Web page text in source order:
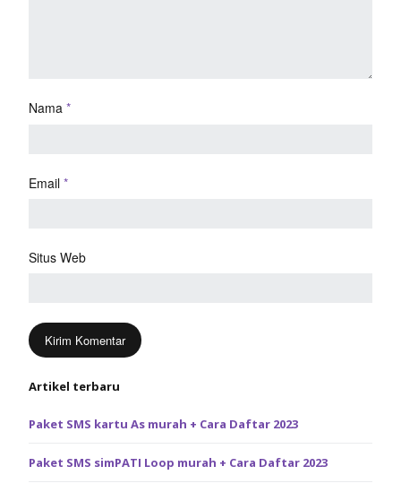
Nama *
Email *
Situs Web
Artikel terbaru
Paket SMS kartu As murah + Cara Daftar 2023
Paket SMS simPATI Loop murah + Cara Daftar 2023